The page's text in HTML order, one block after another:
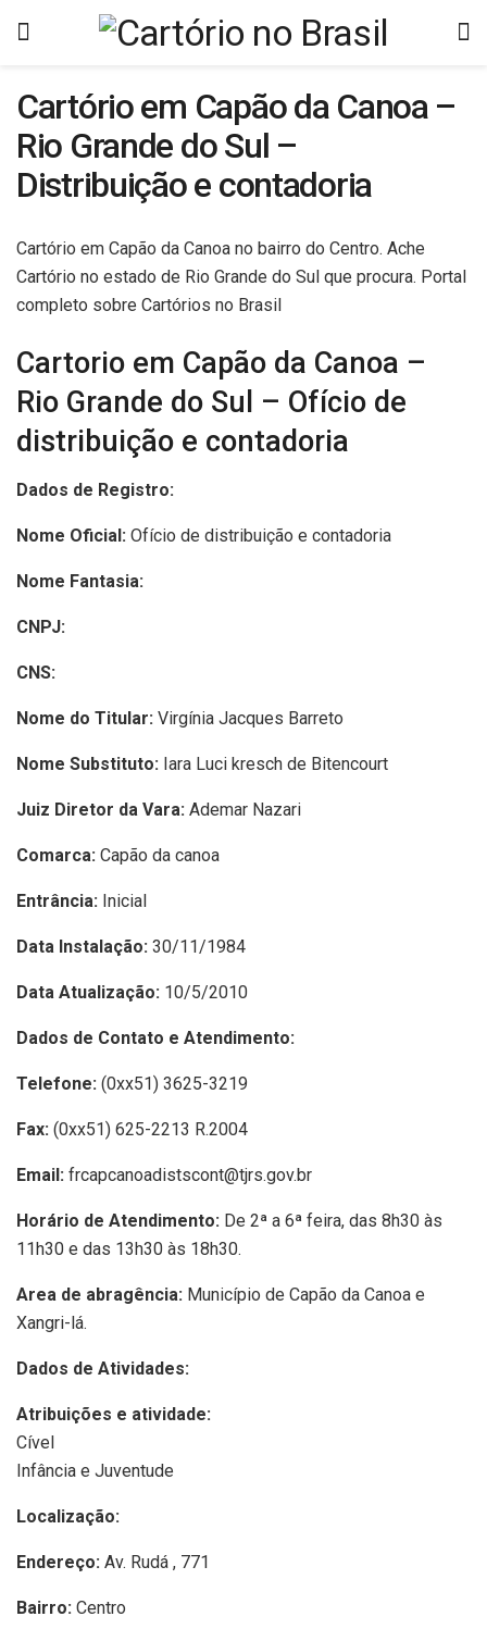
Cartório em Capão da Canoa –
Rio Grande do Sul –
Distribuição e contadoria
Cartório em Capão da Canoa no bairro do Centro. Ache
Cartório no estado de Rio Grande do Sul que procura. Portal
completo sobre Cartórios no Brasil
Cartorio em Capão da Canoa –
Rio Grande do Sul – Ofício de
distribuição e contadoria
Dados de Registro:
Nome Oficial: Ofício de distribuição e contadoria
Nome Fantasia:
CNPJ:
CNS:
Nome do Titular: Virgínia Jacques Barreto
Nome Substituto: Iara Luci kresch de Bitencourt
Juiz Diretor da Vara: Ademar Nazari
Comarca: Capão da canoa
Entrância: Inicial
Data Instalação: 30/11/1984
Data Atualização: 10/5/2010
Dados de Contato e Atendimento:
Telefone: (0xx51) 3625-3219
Fax: (0xx51) 625-2213 R.2004
Email: frcapcanoadistscont@tjrs.gov.br
Horário de Atendimento: De 2ª a 6ª feira, das 8h30 às
11h30 e das 13h30 às 18h30.
Area de abragência: Município de Capão da Canoa e
Xangri-lá.
Dados de Atividades:
Atribuições e atividade:
Cível
Infância e Juventude
Localização:
Endereço: Av. Rudá , 771
Bairro: Centro